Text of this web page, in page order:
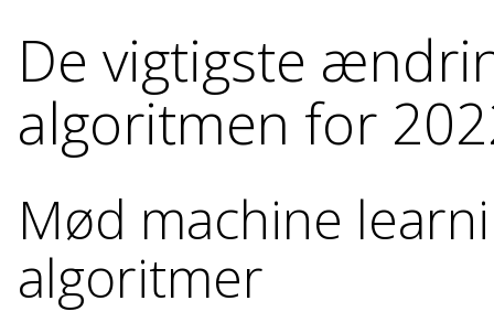
De vigtigste
algoritmen for
Mød machine
algoritmer